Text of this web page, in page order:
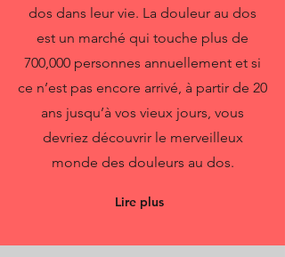
dos dans leur vie. La douleur au dos
est un marché qui touche plus de
700,000 personnes annuellement et si
ce n’est pas encore arrivé, à partir de 20
ans jusqu’à vos vieux jours, vous
devriez découvrir le merveilleux
monde des douleurs au dos.
Lire plus